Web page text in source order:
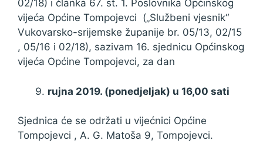
02/18) i članka 67. st. 1. Poslovnika Općinskog
vijeća Općine Tompojevci („Službeni vjesnik“
Vukovarsko-srijemske županije br. 05/13, 02/15
, 05/16 i 02/18), sazivam 16. sjednicu Općinskog
vijeća Općine Tompojevci, za dan
rujna 2019. (ponedjeljak) u 16,00 sati
Sjednica će se održati u vijećnici Općine
Tompojevci , A. G. Matoša 9, Tompojevci.